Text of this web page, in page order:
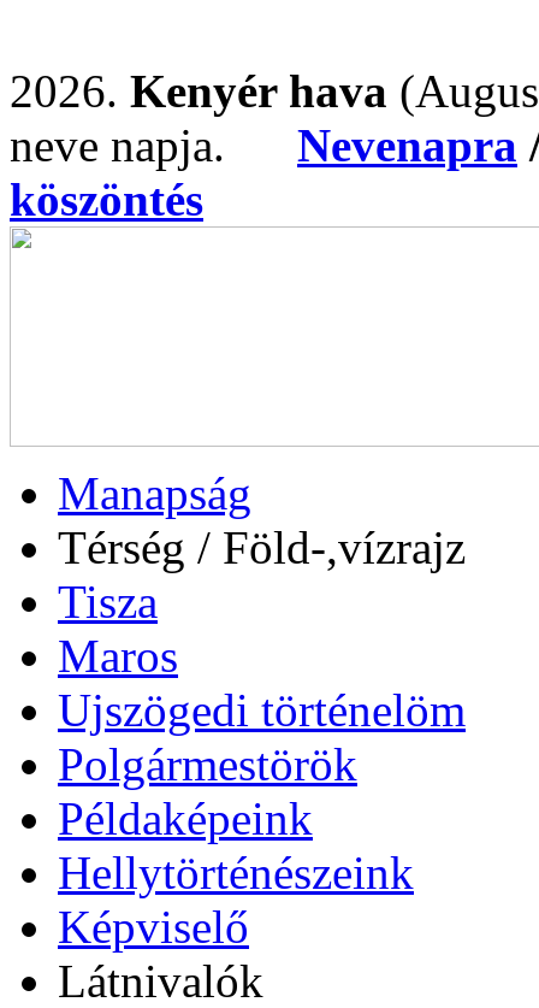
2026. Kenyér hava
neve napja. Nevenapra
köszöntés
Manapság
Térség / Föld-,vízrajz
Tisza
Maros
Ujszögedi történelöm
Polgármestörök
Példaképeink
Hellytörténészeink
Képviselő
Látnivalók